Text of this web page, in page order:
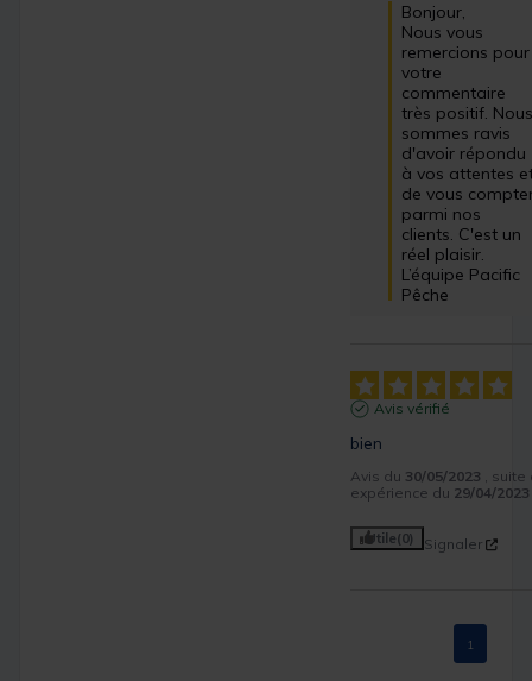
Bonjour,
Nous vous
remercions pour
votre
commentaire
très positif.
sommes ravis
d'avoir répondu
à vos attentes
de vous
parmi nos
clients. C'est un
réel plaisir.
L’équipe Pacific
Pêche
Avis vérifié
bien
Avis du 30/05/2023 , suite
expérience du 29/04/2023
Utile(0) Signaler
1